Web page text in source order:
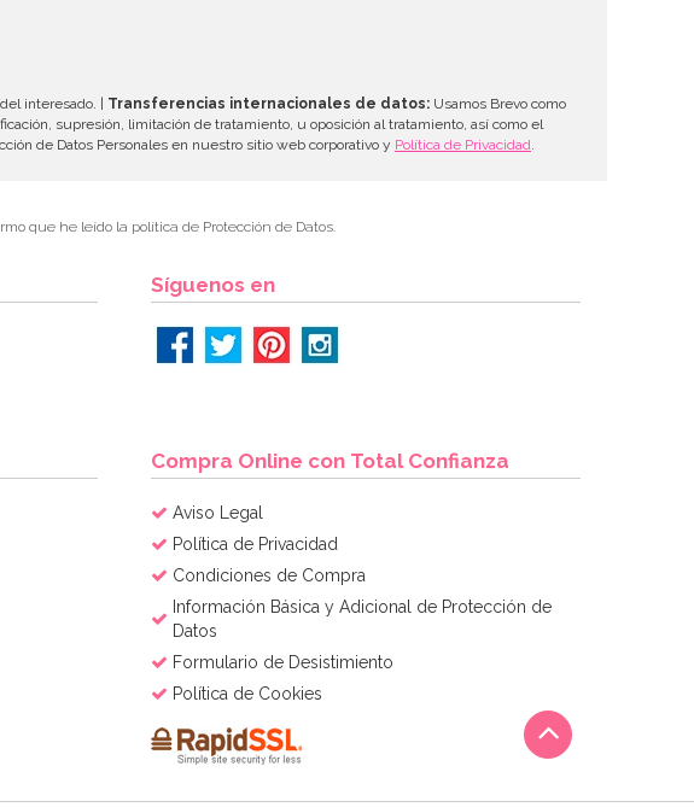
interesado. | Transferencias internacionales de datos: Usamos Brevo como
supresión, limitación de tratamiento, u oposición al tratamiento, así como el
de Datos Personales en nuestro sitio web corporativo y Política de Privacidad
que he leído la política de Protección de Datos.
Síguenos en
Compra Online con Total Confianza
Aviso Legal
Política de Privacidad
Condiciones de Compra
Información Básica y Adicional de Protección de
Datos
Formulario de Desistimiento
Política de Cookies